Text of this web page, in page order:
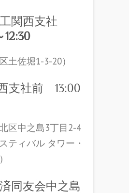
関西支社
12:30
土佐堀1-3-20）
支社前 13:00
区中之島3丁目2-4
ティバル タワー・
同友会中之島